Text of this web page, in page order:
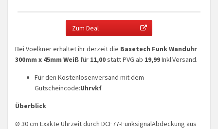
Zum Deal
Bei Voelkner erhaltet ihr derzeit die Basetech Funk Wanduhr
300mm x 45mm Weiß für 11,00statt PVG ab 19,99Inkl.Versand.
Für den Kostenlosenversand mit dem
Gutscheincode:Uhrvkf
Überblick
Ø 30 cm Exakte Uhrzeit durch DCF77-FunksignalAbdeckung aus